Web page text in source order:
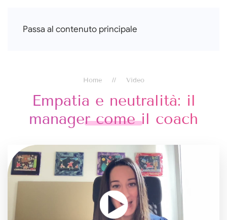
Passa al contenuto principale
Francesca Di Falco
Home Video
Empatia e neutralità: il
manager come il coach